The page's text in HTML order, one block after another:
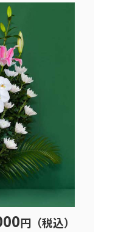
円（税込）